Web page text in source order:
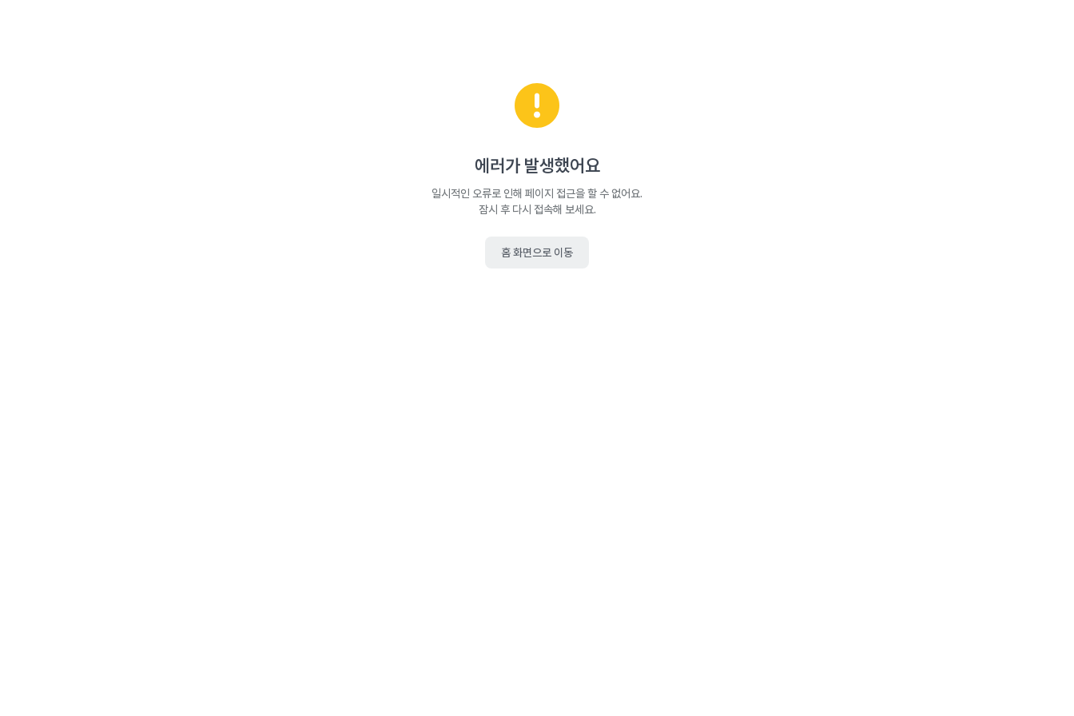
에러가 발생했어요
일시적인 오류로 인해 페이지 접근을 할 수 없어요.
잠시 후 다시 접속해 보세요.
홈 화면으로 이동